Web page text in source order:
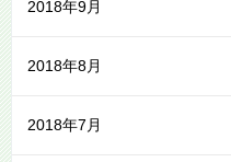
2018年9月
2018年8月
2018年7月